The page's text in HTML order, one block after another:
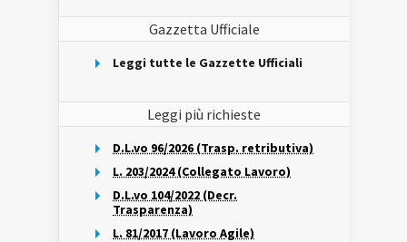
Gazzetta Ufficiale
Leggi tutte le Gazzette Ufficiali
Leggi più richieste
D.L.vo 96/2026 (Trasp. retributiva)
L. 203/2024 (Collegato Lavoro)
D.L.vo 104/2022 (Decr.
Trasparenza)
L. 81/2017 (Lavoro Agile)